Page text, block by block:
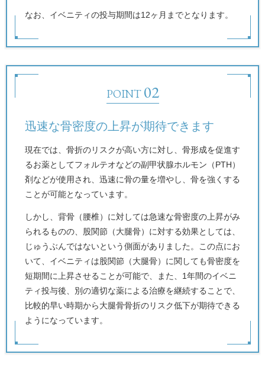
なお、イベニティの投与期間は12ヶ月までとなります。
POINT
迅速な骨密度の上昇が期待できます
現在では、骨折のリスクが高い方に対し、骨形成を促進す
るお薬としてフォルテオなどの副甲状腺ホルモン（PTH）
剤などが使用され、迅速に骨の量を増やし、骨を強くする
ことが可能となっています。
しかし、背骨（腰椎）に対しては急速な骨密度の上昇がみ
られるものの、股関節（大腿骨）に対する効果としては、
じゅうぶんではないという側面がありました。この点にお
いて、イベニティは股関節（大腿骨）に関しても骨密度を
短期間に上昇させることが可能で、また、1年間のイベニ
ティ投与後、別の適切な薬による治療を継続することで、
比較的早い時期から大腿骨骨折のリスク低下が期待できる
ようになっています。